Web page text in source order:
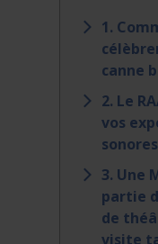
1.
canne
2. Le
vos
sonores
3. Une
partie
de
visite